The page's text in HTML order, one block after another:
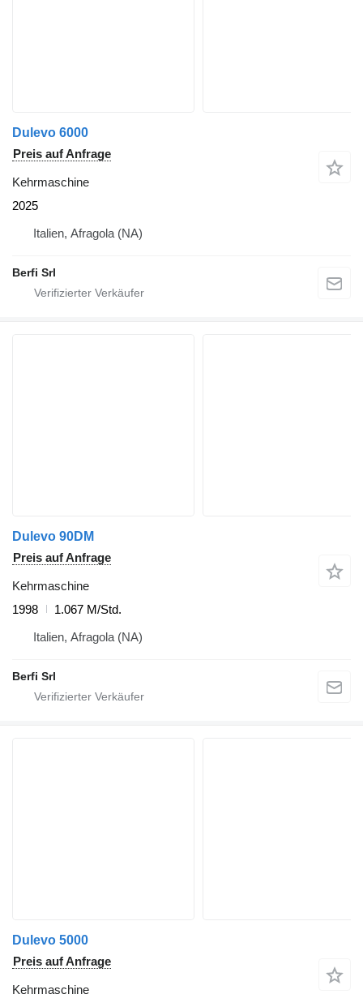
Dulevo 6000
Preis auf Anfrage
Kehrmaschine
2025
Italien, Afragola (NA)
Berfi Srl
Dulevo 90DM
Preis auf Anfrage
Kehrmaschine
1998
1.067 M/Std.
Italien, Afragola (NA)
Berfi Srl
Dulevo 5000
Preis auf Anfrage
Kehrmaschine